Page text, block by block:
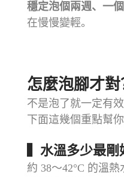
穩定泡個兩週、一個
在慢慢變輕。
怎麼泡腳才對
不是泡了就一定有
下面這幾個重點幫你
▍水溫多少最剛
約 38～42°C 的溫